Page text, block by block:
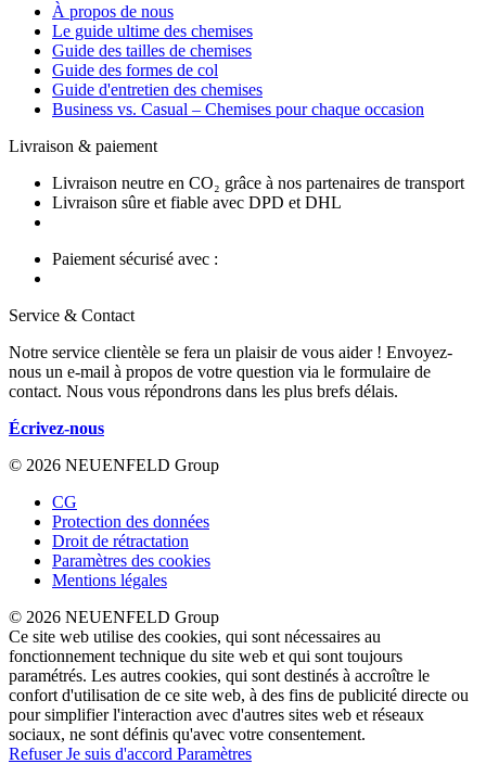
À propos de nous
Le guide ultime des chemises
Guide des tailles de chemises
Guide des formes de col
Guide d'entretien des chemises
Business vs. Casual – Chemises pour chaque occasion
Livraison & paiement
Livraison neutre en CO₂ grâce à nos partenaires de transport
Livraison sûre et fiable avec DPD et DHL
Paiement sécurisé avec :
Service & Contact
Notre service clientèle se fera un plaisir de vous aider ! Envoyez-
nous un e-mail à propos de votre question via le formulaire de
contact. Nous vous répondrons dans les plus brefs délais.
Écrivez-nous
© 2026 NEUENFELD Group
CG
Protection des données
Droit de rétractation
Paramètres des cookies
Mentions légales
© 2026 NEUENFELD Group
Ce site web utilise des cookies, qui sont nécessaires au
fonctionnement technique du site web et qui sont toujours
paramétrés. Les autres cookies, qui sont destinés à accroître le
confort d'utilisation de ce site web, à des fins de publicité directe ou
pour simplifier l'interaction avec d'autres sites web et réseaux
sociaux, ne sont définis qu'avec votre consentement.
RefuserJe suis d'accord Paramètres